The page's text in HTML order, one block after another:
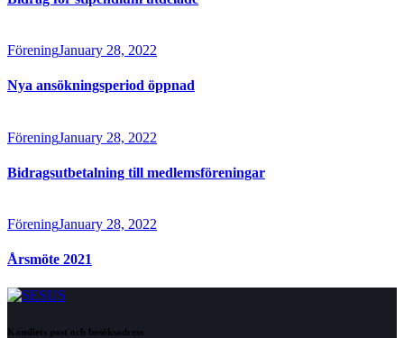
FöreningJanuary 28, 2022
Nya ansökningsperiod öppnad
FöreningJanuary 28, 2022
Bidragsutbetalning till medlemsföreningar
FöreningJanuary 28, 2022
Årsmöte 2021
Kansliets post och besöksadress